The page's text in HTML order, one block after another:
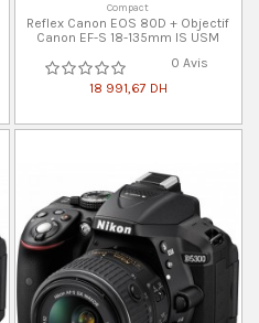
Compact
Reflex Canon EOS 80D + Objectif
Canon EF-S 18-135mm IS USM
0 Avis
18 991,67 DH